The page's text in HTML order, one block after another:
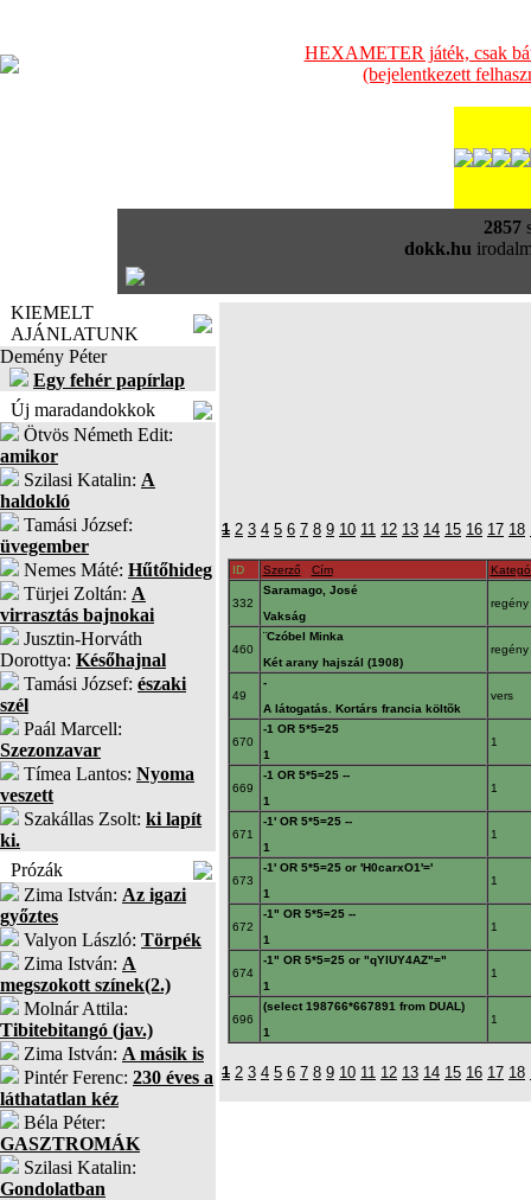
HEXAMETER játék, csak
(bejelentkezett
2857
dokk.hu
KIEMELT
AJÁNLATUNK
Demény Péter
Egy fehér papírlap
Új maradandokkok
Ötvös Németh Edit:
amikor
Szilasi Katalin: A
haldokló
Tamási József:
üvegember
Nemes Máté: Hűtőhideg
Türjei Zoltán: A
virrasztás bajnokai
Jusztin-Horváth
Dorottya: Későhajnal
Tamási József: északi
szél
Paál Marcell:
Szezonzavar
Tímea Lantos: Nyoma
veszett
Szakállas Zsolt: ki lapít
ki.
Prózák
Zima István: Az igazi
győztes
Valyon László: Törpék
Zima István: A
megszokott színek(2.)
Molnár Attila:
Tibitebitangó (jav.)
Zima István: A másik is
Pintér Ferenc: 230 éves a
láthatatlan kéz
Béla Péter:
GASZTROMÁK
Szilasi Katalin:
Gondolatban
1 2 3 4 5 6 7 8 9 10 11 12 13 14 15 16 17 18
ID Szerző Cím
332
Saramago, José
Vakság
regény
460
¨Czóbel Minka
Két arany hajszál (1908)
regény
49
-
A látogatás. Kortárs francia költõk
vers
670
-1 OR 5*5=25
1
1
669
-1 OR 5*5=25 --
1
1
671
-1' OR 5*5=25 --
1
1
673
-1' OR 5*5=25 or 'H0carxO1'='
1
1
672
-1" OR 5*5=25 --
1
1
674
-1" OR 5*5=25 or "qYlUY4AZ"="
1
1
696
(select 198766*667891 from DUAL)
1
1
1 2 3 4 5 6 7 8 9 10 11 12 13 14 15 16 17 18